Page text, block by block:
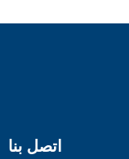
اتصل بنا